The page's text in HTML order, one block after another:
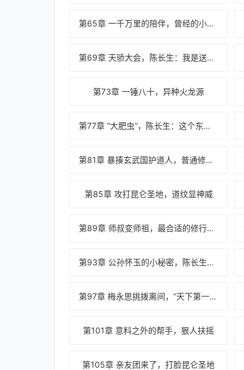
第65章 一千万里的陪伴，曾经的小和尚
第69章 天骄大会，陈长生：我是送葬人的徒弟？
第73章 一锤八十，异种火龙源
第77章 “大肥虫”，陈长生：这个东西你买不起
第81章 暴揍玄武国护道人，普通修士的悲哀
第85章 攻打昆仑圣地，道纹显神威
第89章 师叔变师祖，最合适的修行体系
第93章 公孙怀玉的小秘密，陈长生回归昆仑圣地
第97章 梅永思挑拨离间，“天下第一蠢门”
第101章 意料之外的帮手，狠人扶摇
第105章 亲友团来了，打脸昆仑圣地